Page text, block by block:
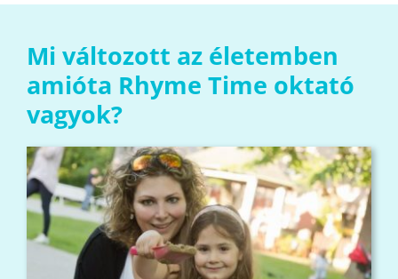
Mi változott az életemben
amióta Rhyme Time oktató
vagyok?